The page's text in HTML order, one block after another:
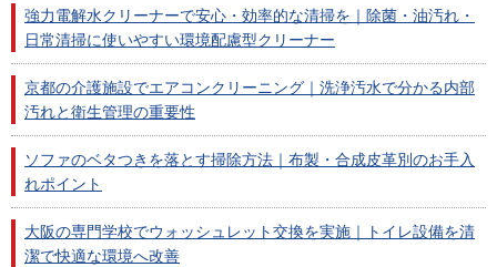
強力電解水クリーナーで安心・効率的な清掃を｜除菌・油汚れ・
日常清掃に使いやすい環境配慮型クリーナー
京都の介護施設でエアコンクリーニング｜洗浄汚水で分かる内部
汚れと衛生管理の重要性
ソファのベタつきを落とす掃除方法｜布製・合成皮革別のお手入
れポイント
大阪の専門学校でウォッシュレット交換を実施｜トイレ設備を清
潔で快適な環境へ改善